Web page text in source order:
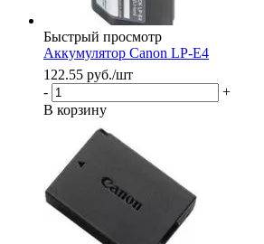
Быстрый просмотр
Аккумулятор Canon LP-E4
122.55 руб./шт
-
+
В корзину